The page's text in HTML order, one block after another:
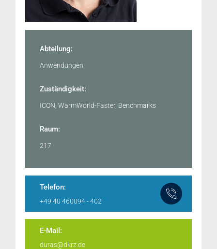
Abteilung:
Anwendungen
Zuständigkeit:
ICON, WarmWorld-Faster, Benchmarks
Raum:
217
Telefon:
+49 40 460094 - 402
E-Mail:
duras@dkrz.de